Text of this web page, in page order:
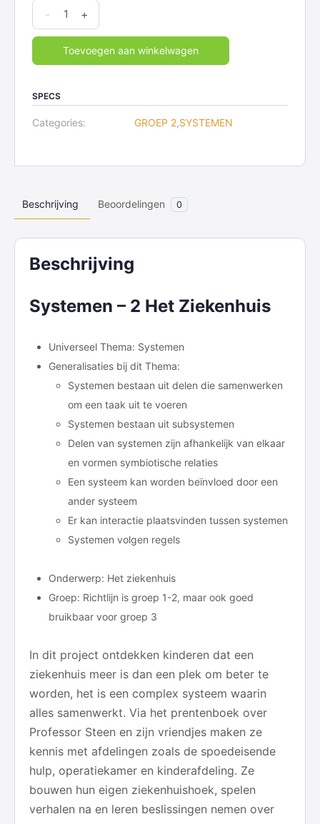
Systemen
-
Het
quantity
- +
Toevoegen aan winkelwagen
SPECS
Categories: GROEP 2,SYSTEMEN
Beschrijving Beoordelingen 0
Beschrijving
Systemen – 2 Het Ziekenhuis
Universeel Thema: Systemen
Generalisaties bij dit Thema:
Systemen bestaan uit delen die samenwerken
om een taak uit te voeren
Systemen bestaan uit subsystemen
Delen van systemen zijn afhankelijk van elkaar
en vormen symbiotische relaties
Een systeem kan worden beïnvloed door een
ander systeem
Er kan interactie plaatsvinden tussen systemen
Systemen volgen regels
Onderwerp: Het ziekenhuis
Groep: Richtlijn is groep 1-2, maar ook goed
bruikbaar voor groep 3
In dit project ontdekken kinderen dat een
ziekenhuis meer is dan een plek om beter te
worden, het is een complex systeem waarin
alles samenwerkt. Via het prentenboek over
Professor Steen en zijn vriendjes maken ze
kennis met afdelingen zoals de spoedeisende
hulp, operatiekamer en kinderafdeling. Ze
bouwen hun eigen ziekenhuishoek, spelen
verhalen na en leren beslissingen nemen over